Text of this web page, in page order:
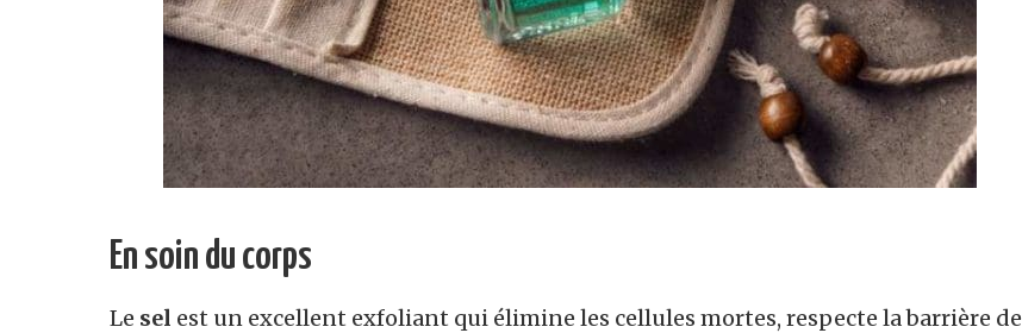
En soin du corps
Le sel est un excellent exfoliant qui élimine les cellules mortes, respecte la barrière de